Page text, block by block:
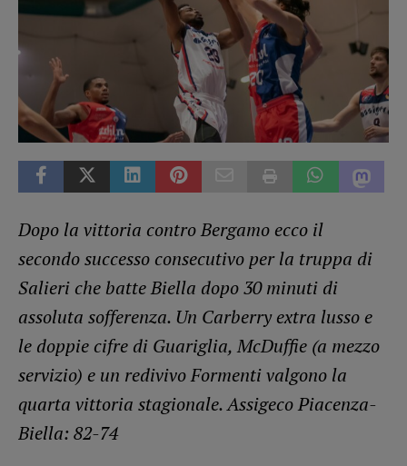
Dopo la vittoria contro Bergamo ecco il
secondo successo consecutivo per la truppa di
Salieri che batte Biella dopo 30 minuti di
assoluta sofferenza. Un Carberry extra lusso e
le doppie cifre di Guariglia, McDuffie (a mezzo
servizio) e un redivivo Formenti valgono la
quarta vittoria stagionale. Assigeco Piacenza-
Biella: 82-74